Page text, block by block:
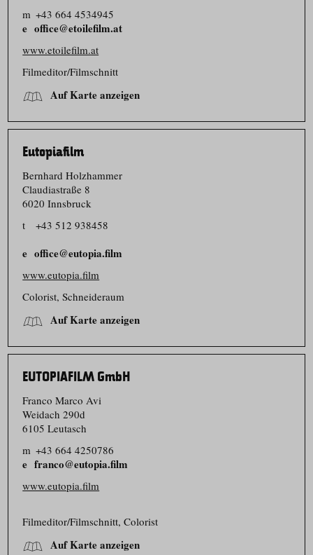
m +43 664 4534945
office@etoilefilm.at
www.etoilefilm.at
Filmeditor/​Filmschnitt
Auf Karte anzeigen
Eutopiafilm
Bernhard Holzhammer
Claudiastraße 8
6020 Innsbruck
t
+43 512 938458
office@eutopia.film
www.eutopia.film
Colorist, Schneideraum
Auf Karte anzeigen
EUTOPIAFILM GmbH
Franco Marco Avi
Weidach 290d
6105 Leutasch
m +43 664 4250786
franco@eutopia.film
www.eutopia.film
Filmeditor/​Filmschnitt, Colorist
Auf Karte anzeigen